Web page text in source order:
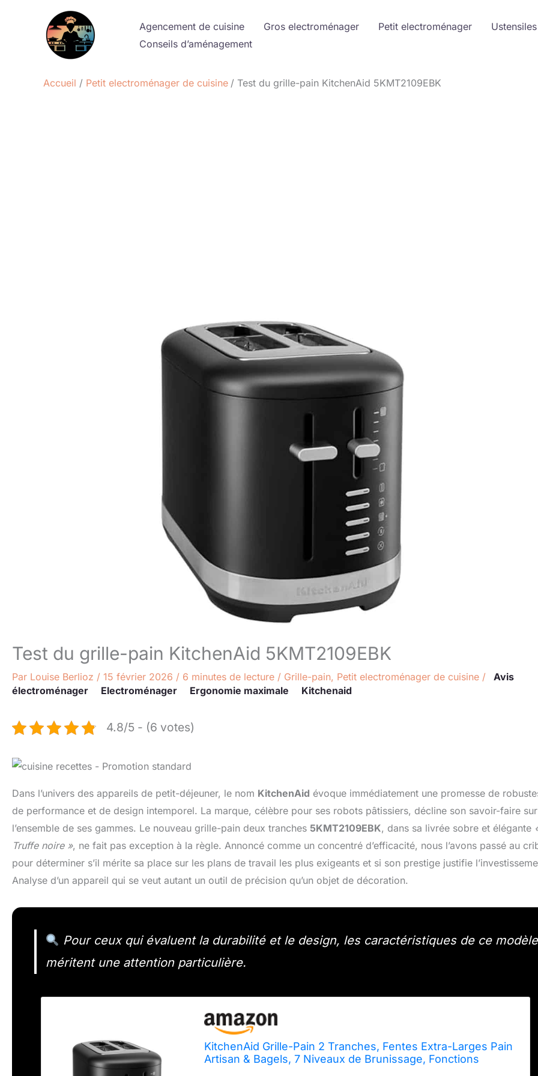
Agencement de cuisine Gros electroménager Petit electroménager
Ustensiles
Conseils d’aménagement
Accueil Petit electroménager de cuisine Test du grille-pain KitchenAid 5KMT2109EBK
Test du grille-pain KitchenAid 5KMT2109EBK
Par Louise Berlioz / 15 février 2026 / 6 minutes de lecture / Grille-pain, Petit electroménager de cuisine /
Avis
électroménager
Electroménager Ergonomie maximale Kitchenaid
4.8/5 - (6 votes)
Dans l’univers des appareils de petit-déjeuner, le nom KitchenAid évoque immédiatement une promesse de
de performance et de design intemporel. La marque, célèbre pour ses robots pâtissiers, décline son savoir-faire sur
l’ensemble de ses gammes. Le nouveau grille-pain deux tranches 5KMT2109EBK, dans sa livrée sobre et élégante
Truffe noire », ne fait pas exception à la règle. Annoncé comme un concentré d’efficacité, nous l’avons passé au
pour déterminer s’il mérite sa place sur les plans de travail les plus exigeants et si son prestige justifie
Analyse d’un appareil qui se veut autant un outil de précision qu’un objet de décoration.
Pour ceux qui évaluent la durabilité et le design, les caractéristiques de ce modèle
méritent une attention particulière.
KitchenAid Grille-Pain 2 Tranches, Fentes Extra-Larges Pain
Artisan & Bagels, 7 Niveaux de Brunissage, Fonctions